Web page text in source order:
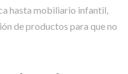
hasta mobiliario infantil,
de productos para que no